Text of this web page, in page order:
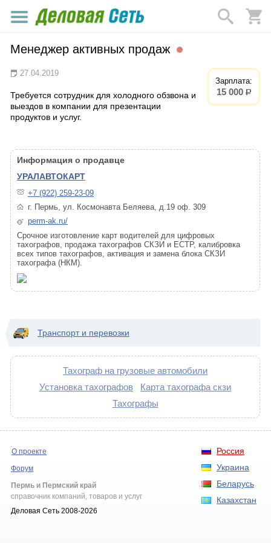
Менеджер активных продаж
Зарплата:
15 000 р.
27.04.2019
Требуется сотрудник для холодного обзвона и
выездов в компании для презентации
продуктов и услуг.
Информация о продавце
УРАЛАВТОКАРТ
+7 (922) 259-23-09
г. Пермь, ул. Космонавта Беляева, д.19 оф. 309
perm-ak.ru/
Срочное изготовление карт водителей для цифровых
тахографов, продажа тахографов СКЗИ и ЕСТР, калибровка
всех типов тахографов, активация и замена блока СКЗИ
тахографа (НКМ).
Транспорт и перевозки
Тахограф на грузовые автомобили
Установка тахографов
Карта тахографа скзи
Тахографы
Россия
Украина
Беларусь
Казахстан
О проекте
Форум
Пермь и Пермский край
справочник компаний, товаров и услуг
Деловая Сеть 2008-2026